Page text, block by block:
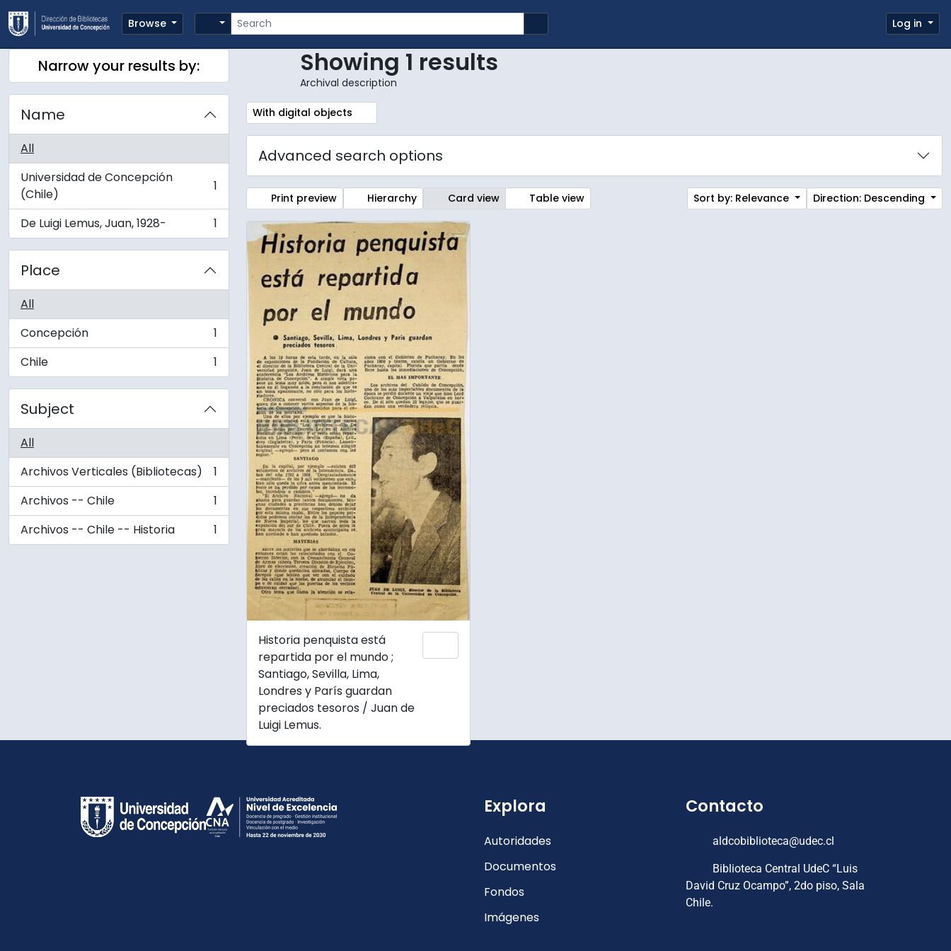
Skip to main content
Browse
Search
Search options Quick linksLog in
Narrow your results by:
Name
All
Universidad de Concepción
(Chile)
, 1 results 1
De Luigi Lemus, Juan, 1928-
, 1 results 1
Place
All
Concepción
, 1 results
1
Chile
, 1 results 1
Subject
All
Archivos Verticales (Bibliotecas)
, 1 results
1
Archivos -- Chile
, 1 results
1
Archivos -- Chile -- Historia
, 1 results 1
Showing 1 results
Archival description
Remove filter:
With digital objects
Advanced search options
Print preview Hierarchy Card view Table view Sort by: Relevance Direction: Descending
Historia penquista está
repartida por el mundo ;
Santiago, Sevilla, Lima,
Londres y París guardan
preciados tesoros / Juan de
Luigi Lemus.
Explora
Autoridades
Documentos
Fondos
Imágenes
Contacto
aldcobiblioteca@udec.cl
Biblioteca Central UdeC “Luis
David Cruz Ocampo”, 2do piso, Sala
Chile.